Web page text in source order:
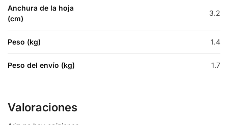
Anchura de la hoja
(cm)
3.2
Peso (kg) 1.4
Peso del envío (kg) 1.7
Valoraciones